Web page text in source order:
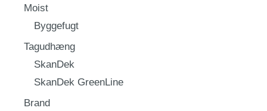
Moist
Byggefugt
Tagudhæng
SkanDek
SkanDek GreenLine
Brand